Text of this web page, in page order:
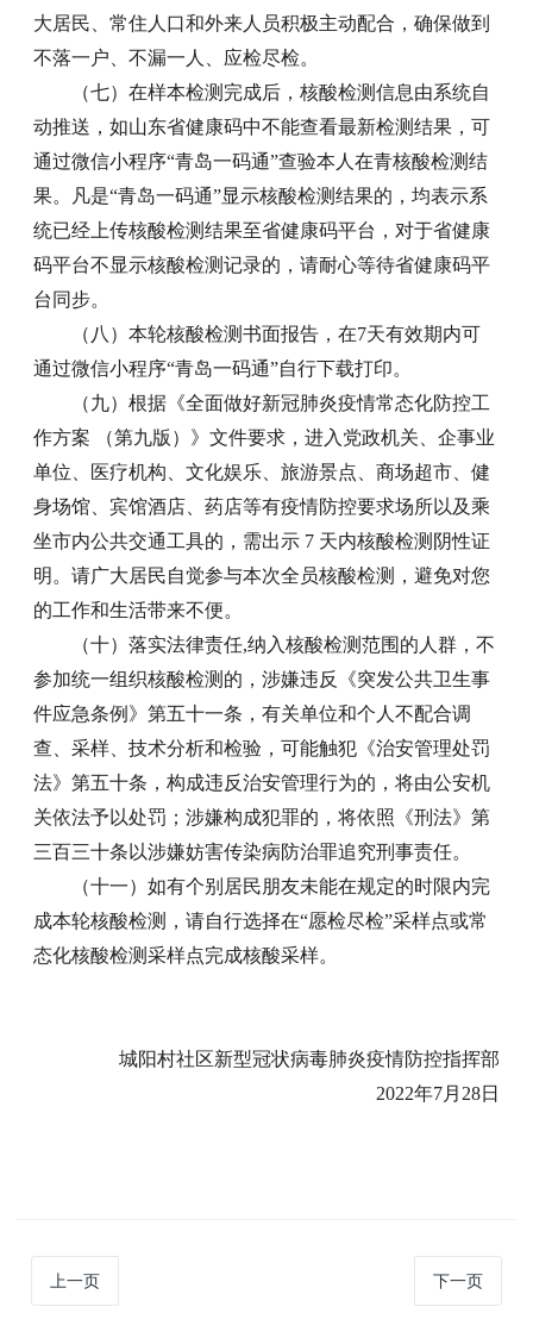
大居民、常住人口和外来人员积极主动配合，确保做到
不落一户、不漏一人、应检尽检。
（七）在样本检测完成后，核酸检测信息由系统自
动推送，如山东省健康码中不能查看最新检测结果，可
通过微信小程序“青岛一码通”查验本人在青核酸检测结
果。凡是“青岛一码通”显示核酸检测结果的，均表示系
统已经上传核酸检测结果至省健康码平台，对于省健康
码平台不显示核酸检测记录的，请耐心等待省健康码平
台同步。
（八）本轮核酸检测书面报告，在7天有效期内可
通过微信小程序“青岛一码通”自行下载打印。
（九）根据《全面做好新冠肺炎疫情常态化防控工
作方案 （第九版）》文件要求，进入党政机关、企事业
单位、医疗机构、文化娱乐、旅游景点、商场超市、健
身场馆、宾馆酒店、药店等有疫情防控要求场所以及乘
坐市内公共交通工具的，需出示 7 天内核酸检测阴性证
明。请广大居民自觉参与本次全员核酸检测，避免对您
的工作和生活带来不便。
（十）落实法律责任,纳入核酸检测范围的人群，不
参加统一组织核酸检测的，涉嫌违反《突发公共卫生事
件应急条例》第五十一条，有关单位和个人不配合调
查、采样、技术分析和检验，可能触犯《治安管理处罚
法》第五十条，构成违反治安管理行为的，将由公安机
关依法予以处罚；涉嫌构成犯罪的，将依照《刑法》第
三百三十条以涉嫌妨害传染病防治罪追究刑事责任。
（十一）如有个别居民朋友未能在规定的时限内完
成本轮核酸检测，请自行选择在“愿检尽检”采样点或常
态化核酸检测采样点完成核酸采样。
城阳村社区新型冠状病毒肺炎疫情防控指挥部
2022年7月28日
上一页 下一页